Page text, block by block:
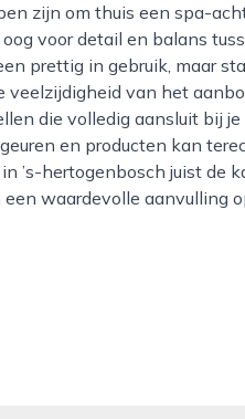
zijn om thuis een spa-
voor detail en balans
prettig in gebruik, maar
veelzijdigheid van het
die volledig aansluit bij
en producten kan
’s-hertogenbosch juist de
waardevolle aanvulling